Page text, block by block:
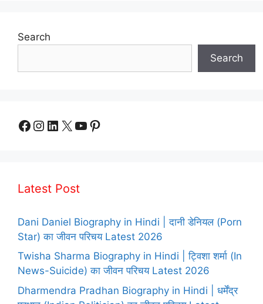
Search
Search
Facebook
Instagram
LinkedIn
X YouTube
Pinterest
Latest Post
Dani Daniel Biography in Hindi | दानी डेनियल (Porn
Star) का जीवन परिचय Latest 2026
Twisha Sharma Biography in Hindi | ट्विशा शर्मा (In
News-Suicide) का जीवन परिचय Latest 2026
Dharmendra Pradhan Biography in Hindi | धर्मेंद्र